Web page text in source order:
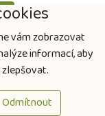
vám zobrazovat
informací, aby
Odmítnout